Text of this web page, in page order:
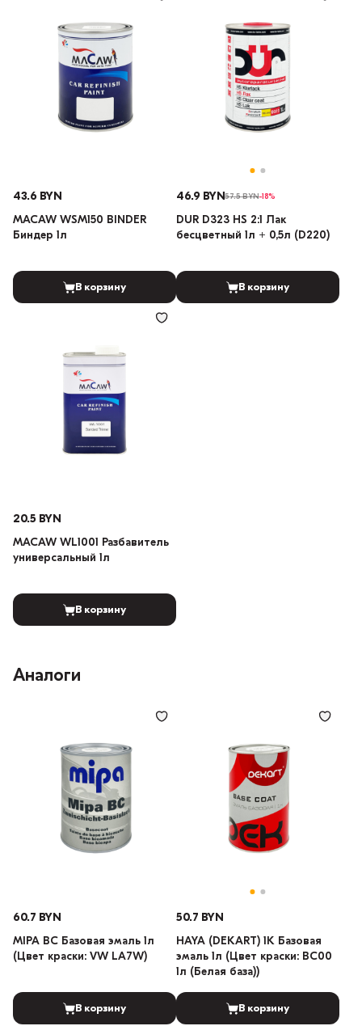
43.6 BYN
MACAW WSM150 BINDER
Биндер 1л
В корзину
46.9 BYN57.5 BYN-18%
DUR D323 HS 2:1 Лак
бесцветный 1л + 0,5л (D220)
В корзину
20.5 BYN
MACAW WL1001 Разбавитель
универсальный 1л
В корзину
Аналоги
60.7 BYN
MIPA BC Базовая эмаль 1л
(Цвет краски: VW LA7W)
В корзину
50.7 BYN
HAYA (DEKART) 1К Базовая
эмаль 1л (Цвет краски: BC00
1л (Белая база))
В корзину